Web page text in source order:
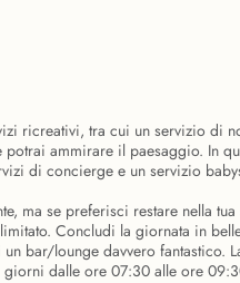
ricreativi, tra cui un servizio di
ammirare il paesaggio. In
di concierge e un servizio
ma se preferisci restare nella
Concludi la giornata in
un bar/lounge davvero fantastico.
dalle ore 07:30 alle ore